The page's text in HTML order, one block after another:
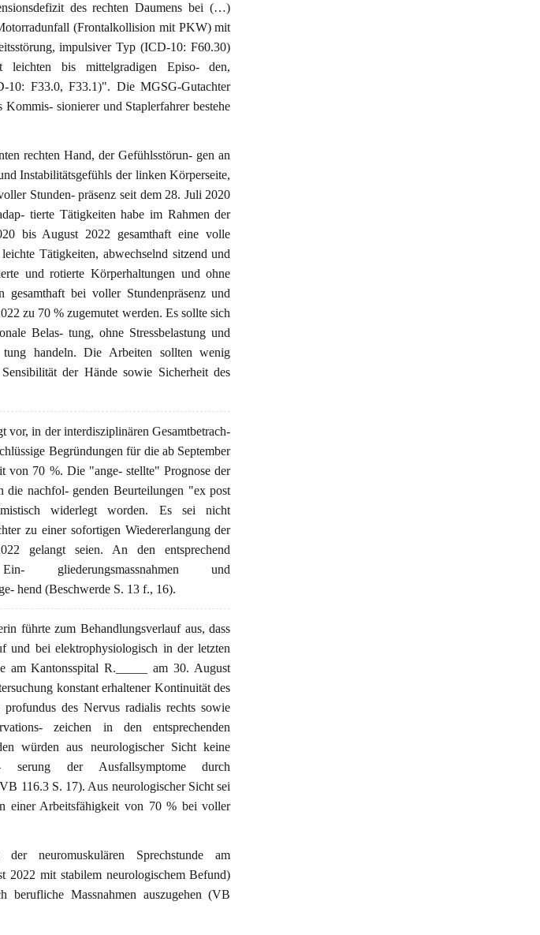
des rechten Daumens bei (…)
(Frontalkollision mit PKW) mit
impulsiver Typ (ICD-10: F60.30)
leichten bis mittelgradigen Episo- den,
10: F33.0, F33.1)". Die MGSG-Gutachter
sionierer und Staplerfahrer bestehe
rechten Hand, der Gefühlsstörun- gen an
Instabilitätsgefühls der linken Körperseite,
Stunden- präsenz seit dem 28. Juli 2020
tierte Tätigkeiten habe im Rahmen der
bis August 2022 gesamthaft eine volle
Tätigkeiten, abwechselnd sitzend und
und rotierte Körperhaltungen und ohne
gesamthaft bei voller Stundenpräsenz und
zu 70 % zugemutet werden. Es sollte sich
Belas- tung, ohne Stressbelastung und
tung handeln. Die Arbeiten sollten wenig
der Hände sowie Sicherheit des
vor, in der interdisziplinären Gesamtbetrach-
Begründungen für die ab September
von 70 %. Die "ange- stellte" Prognose der
die nachfol- genden Beurteilungen "ex post
widerlegt worden. Es sei nicht
zu einer sofortigen Wiedererlangung der
gelangt seien. An den entsprechend
gliederungsmassnahmen und
hend (Beschwerde S. 13 f., 16).
führte zum Behandlungsverlauf aus, dass
und bei elektrophysiologisch in der letzten
am Kantonsspital R._____ am 30. August
konstant erhaltener Kontinuität des
des Nervus radialis rechts sowie
zeichen in den entsprechenden
würden aus neurologischer Sicht keine
serung der Ausfallsymptome durch
116.3 S. 17). Aus neurologischer Sicht sei
einer Arbeitsfähigkeit von 70 % bei voller
neuromuskulären Sprechstunde am
2022 mit stabilem neurologischem Befund)
berufliche Massnahmen auszugehen (VB